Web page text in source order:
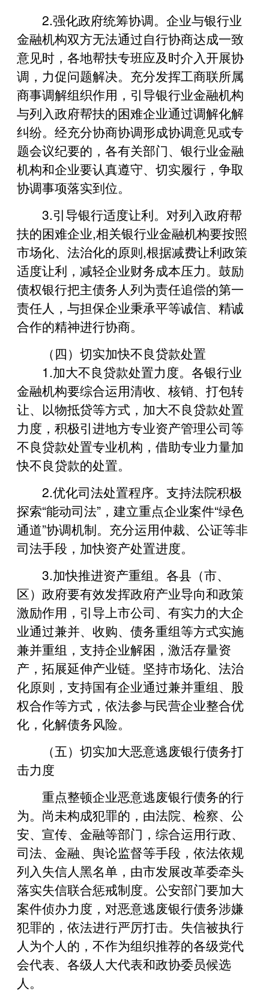
2.强化政府统筹协调。企业与银行业
金融机构双方无法通过自行协商达成一致
意见时，各地帮扶专班应及时介入开展协
调，力促问题解决。充分发挥工商联所属
商事调解组织作用，引导银行业金融机构
与列入政府帮扶的困难企业通过调解化解
纠纷。经充分协商协调形成协调意见或专
题会议纪要的，各有关部门、银行业金融
机构和企业要认真遵守、切实履行，争取
协调事项落实到位。
3.引导银行适度让利。对列入政府帮
扶的困难企业,相关银行业金融机构要按照
市场化、法治化的原则,根据减费让利政策
适度让利，减轻企业财务成本压力。鼓励
债权银行把主债务人列为责任追偿的第一
责任人，与担保企业秉承平等诚信、精诚
合作的精神进行协商。
（四）切实加快不良贷款处置
1.加大不良贷款处置力度。各银行业
金融机构要综合运用清收、核销、打包转
让、以物抵贷等方式，加大不良贷款处置
力度，积极引进地方专业资产管理公司等
不良贷款处置专业机构，借助专业力量加
快不良贷款的处置。
2.优化司法处置程序。支持法院积极
探索“能动司法”，建立重点企业案件“绿色
通道”协调机制。充分运用仲裁、公证等非
司法手段，加快资产处置进度。
3.加快推进资产重组。各县（市、
区）政府要有效发挥政府产业导向和政策
激励作用，引导上市公司、有实力的大企
业通过兼并、收购、债务重组等方式实施
兼并重组，支持企业解困，激活存量资
产，拓展延伸产业链。坚持市场化、法治
化原则，支持国有企业通过兼并重组、股
权合作等方式，依法参与民营企业整合优
化，化解债务风险。
（五）切实加大恶意逃废银行债务打
击力度
重点整顿企业恶意逃废银行债务的行
为。尚未构成犯罪的，由法院、检察、公
安、宣传、金融等部门，综合运用行政、
司法、金融、舆论监督等手段，依法依规
列入失信人黑名单，由市发展改革委牵头
落实失信联合惩戒制度。公安部门要加大
案件侦办力度，对恶意逃废银行债务涉嫌
犯罪的，依法进行严厉打击。失信被执行
人为个人的，不作为组织推荐的各级党代
会代表、各级人大代表和政协委员候选
人。